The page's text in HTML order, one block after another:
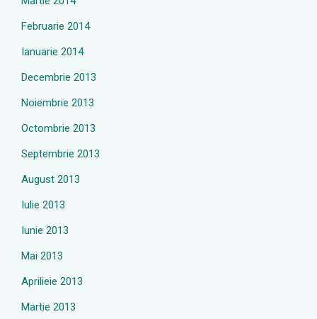
Februarie 2014
Ianuarie 2014
Decembrie 2013
Noiembrie 2013
Octombrie 2013
Septembrie 2013
August 2013
Iulie 2013
Iunie 2013
Mai 2013
Aprilieie 2013
Martie 2013